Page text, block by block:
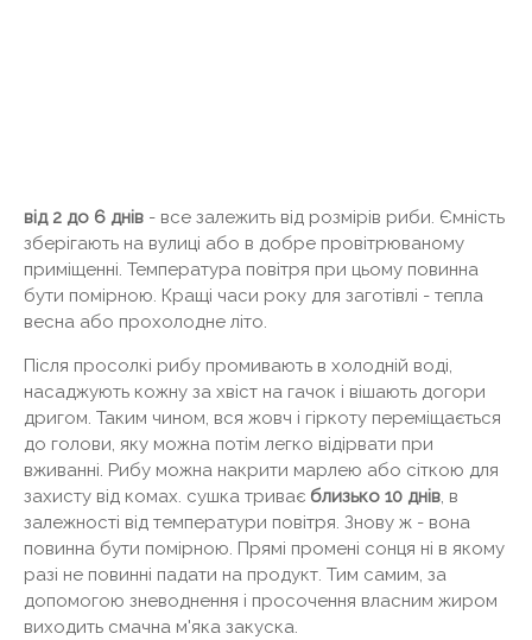
від 2 до 6 днів - все залежить від розмірів риби. Ємність
зберігають на вулиці або в добре провітрюваному
приміщенні. Температура повітря при цьому повинна
бути помірною. Кращі часи року для заготівлі - тепла
весна або прохолодне літо.
Після просолкі рибу промивають в холодній воді,
насаджують кожну за хвіст на гачок і вішають догори
дригом. Таким чином, вся жовч і гіркоту переміщається
до голови, яку можна потім легко відірвати при
вживанні. Рибу можна накрити марлею або сіткою для
захисту від комах. сушка триває близько 10 днів, в
залежності від температури повітря. Знову ж - вона
повинна бути помірною. Прямі промені сонця ні в якому
разі не повинні падати на продукт. Тим самим, за
допомогою зневоднення і просочення власним жиром
виходить смачна м'яка закуска.